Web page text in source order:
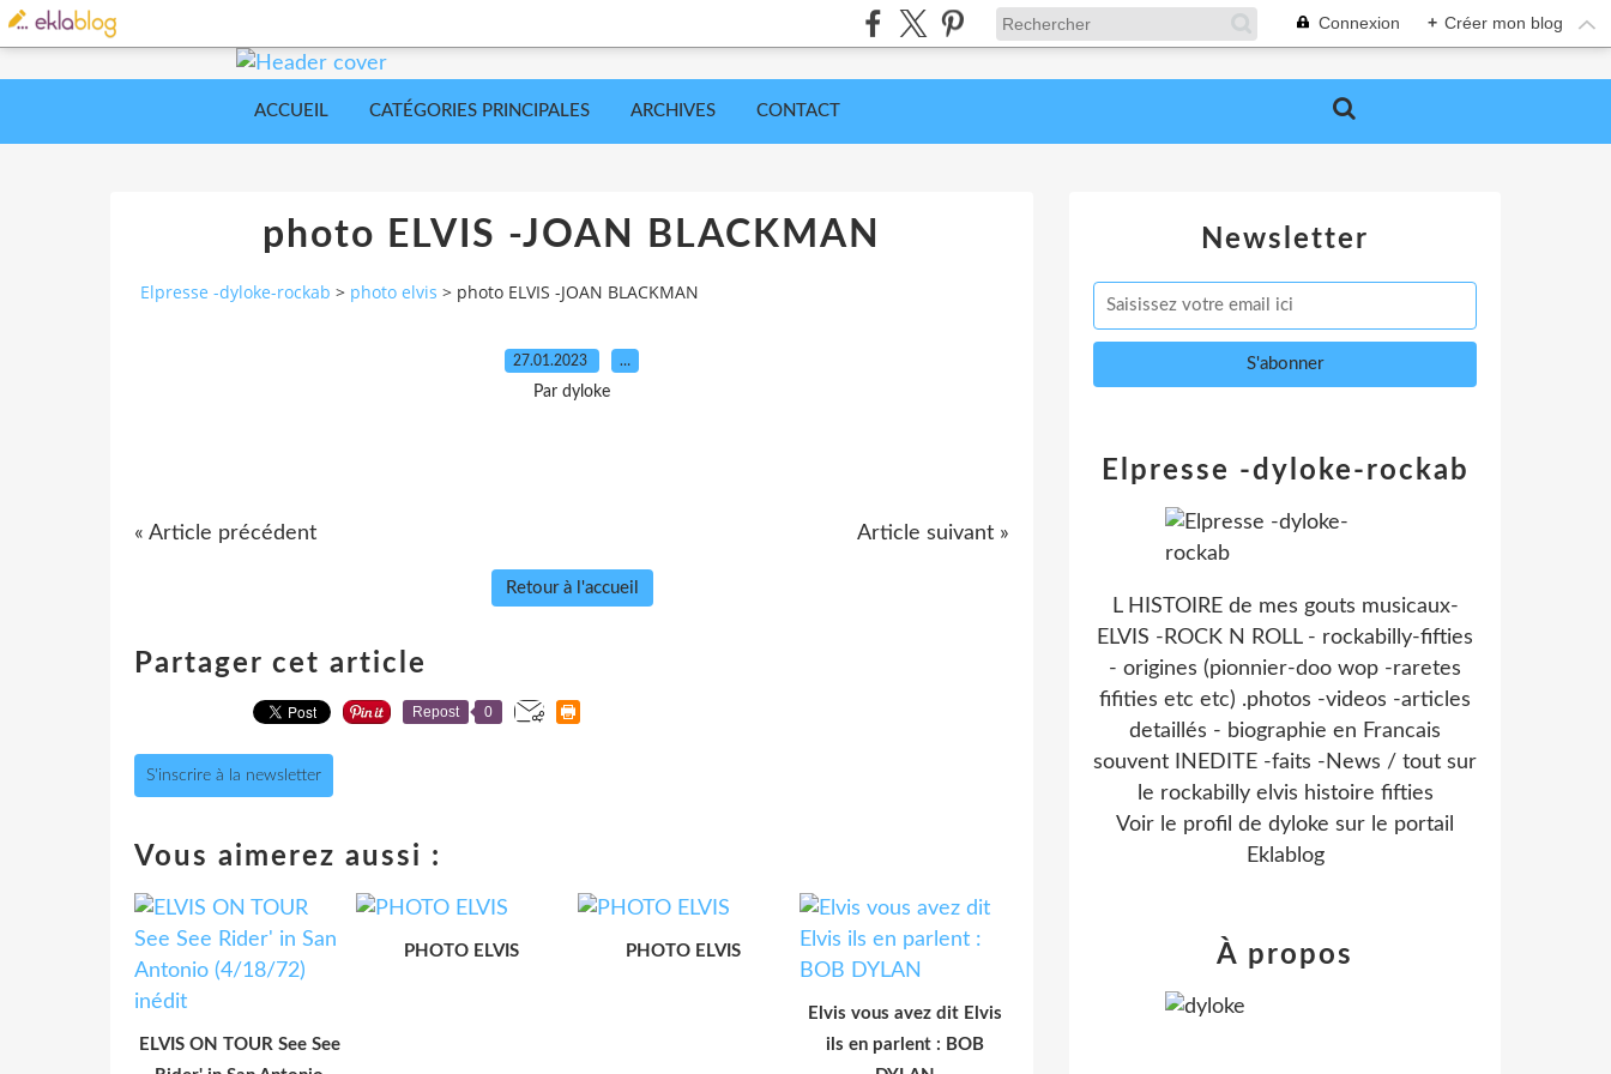
Connexion + Créer mon blog
ACCUEIL CATÉGORIES PRINCIPALES ARCHIVES CONTACT
photo ELVIS -JOAN BLACKMAN
Elpresse -dyloke-rockab > photo elvis > photo ELVIS -JOAN BLACKMAN
27.01.2023 …
Par dyloke
« Article précédent Article suivant »
Retour à l'accueil
Partager cet article
Repost 0
S'inscrire à la newsletter
Vous aimerez aussi :
ELVIS ON TOUR See See
PHOTO ELVIS PHOTO ELVIS
Elvis vous avez dit Elvis
ils en parlent : BOB
Newsletter
Elpresse -dyloke-rockab
L HISTOIRE de mes gouts musicaux-
ELVIS -ROCK N ROLL - rockabilly-fifties
- origines (pionnier-doo wop -raretes
fifities etc etc) .photos -videos -articles
detaillés - biographie en Francais
souvent INEDITE -faits -News / tout sur
le rockabilly elvis histoire fifties
Voir le profil de dyloke sur le portail
Eklablog
À propos